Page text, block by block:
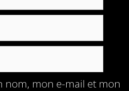
nom, mon e-mail et mon